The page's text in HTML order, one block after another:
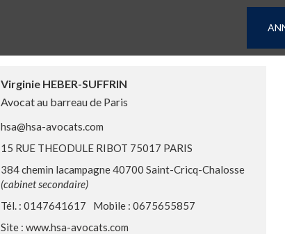
Virginie HEBER-SUFFRIN
Avocat au barreau de Paris
hsa@hsa-avocats.com
15 RUE THEODULE RIBOT 75017 PARIS
384 chemin lacampagne 40700 Saint-Cricq-Chalosse
(cabinet secondaire)
Tél. : 0147641617
Mobile : 0675655857
Site : www.hsa-avocats.com